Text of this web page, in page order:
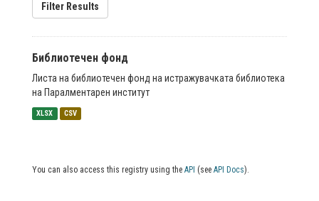
Filter Results
Библиотечен фонд
Листа на библиотечен фонд на истражувачката библиотека
на Паралментарен институт
XLSX CSV
You can also access this registry using the API (see API Docs).